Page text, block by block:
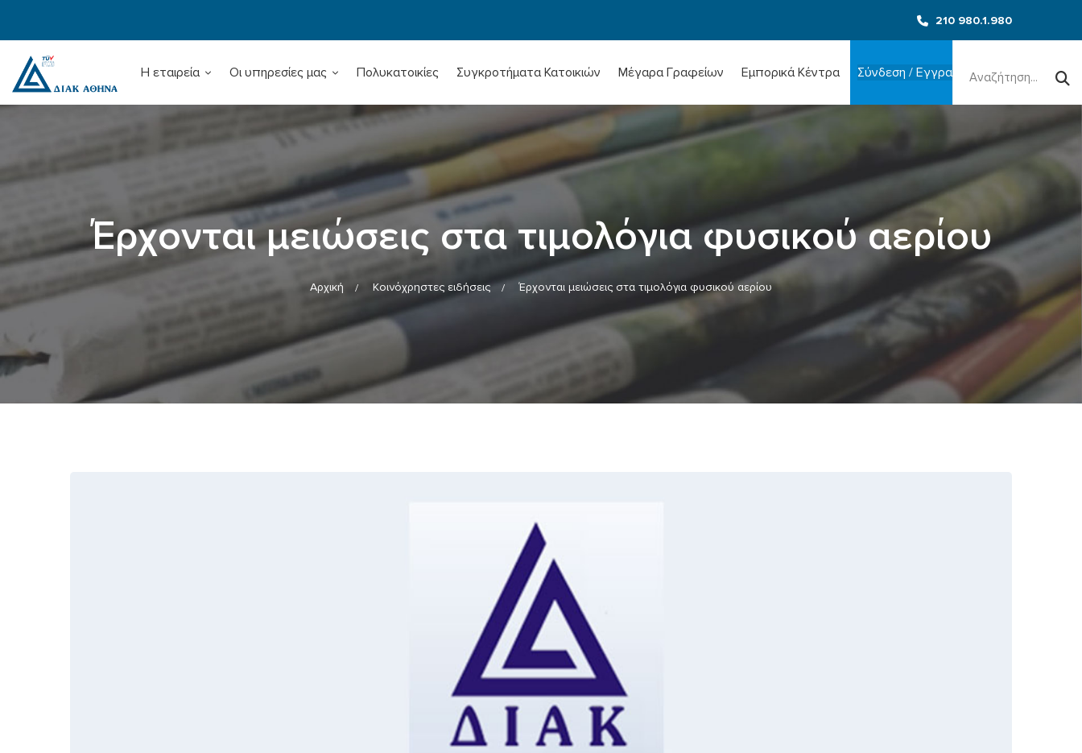
210 980.1.980
Η εταιρεία Οι υπηρεσίες μας Πολυκατοικίες Συγκροτήματα Κατοικιών Μέγαρα Γραφείων Εμπορικά Κέντρα Σύνδεση / Εγγραφή
Έρχονται μειώσεις στα τιμολόγια φυσικού αερίου
Αρχική Κοινόχρηστες ειδήσεις Έρχονται μειώσεις στα τιμολόγια φυσικού αερίου